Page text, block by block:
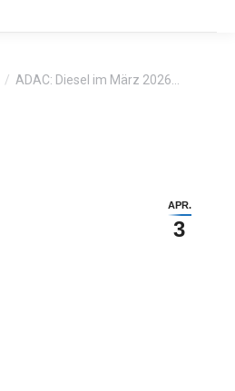
ADAC: Diesel im März 2026…
APR.
3